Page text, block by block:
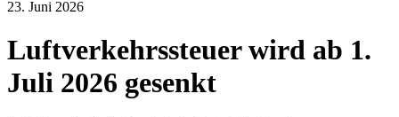
23. Juni 2026
Luftverkehrssteuer wird ab 1.
Juli 2026 gesenkt